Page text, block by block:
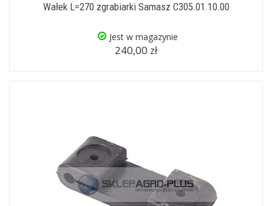
Wałek L=270 zgrabiarki Samasz C305.01.10.00
Jest w magazynie
240,00 zł